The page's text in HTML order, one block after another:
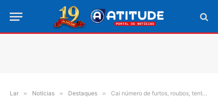
Lar » Notícias » Destaques » Cai número de furtos, roubos, tentativas e homicídio e homicídios em Gurupi e na região do 4ºBPM